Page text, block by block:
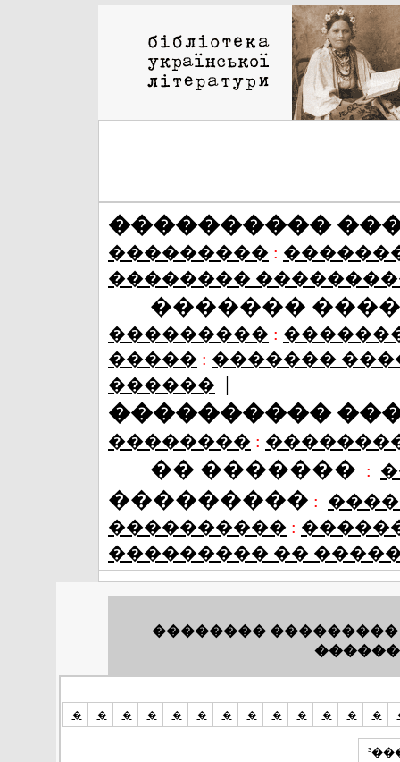
����������
��������� :
��������
�������
��������� :
����� : �������
������ |
����������
�������� :
�� ������� :
��������� :
���������� :
��������� ��
�������� ���������
� � � � � � � � � � � � �